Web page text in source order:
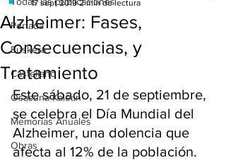
Portada
Euskera
Castellano
Osasuna Kalean
Memorias Anuales
Obras
Alzheimer: Fases,
Consecuencias, y
Tratamiento
17 sept 2019 2 min de lectura
Este sábado, 21 de septiembre,
se celebra el Día Mundial del
Alzheimer, una dolencia que
afecta al 12% de la población.